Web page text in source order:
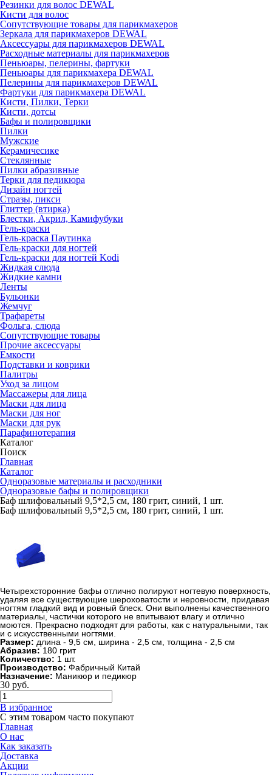
Резинки для волос DEWAL
Кисти для волос
Сопутствующие товары для парикмахеров
Зеркала для парикмахеров DEWAL
Аксессуары для парикмахеров DEWAL
Расходные материалы для парикмахеров
Пеньюары, пелерины, фартуки
Пеньюары для парикмахера DEWAL
Пелерины для парикмахеров DEWAL
Фартуки для парикмахера DEWAL
Кисти, Пилки, Терки
Кисти, дотсы
Бафы и полировщики
Пилки
Мужские
Керамичесике
Стеклянные
Пилки абразивные
Терки для педикюра
Дизайн ногтей
Стразы, пикси
Глиттер (втирка)
Блестки, Акрил, Камифубуки
Гель-краски
Гель-краска Паутинка
Гель-краски для ногтей
Гель-краски для ногтей Kodi
Жидкая слюда
Жидкие камни
Ленты
Бульонки
Жемчуг
Трафареты
Фольга, слюда
Сопутствующие товары
Прочие аксессуары
Емкости
Подставки и коврики
Палитры
Уход за лицом
Массажеры для лица
Маски для лица
Маски для ног
Маски для рук
Парафино­терапия
Каталог
Поиск
Главная
Каталог
Одноразовые материалы и расходники
Одноразовые бафы и полировщики
Баф шлифовальный 9,5*2,5 см, 180 грит, синий, 1 шт.
Баф шлифовальный 9,5*2,5 см, 180 грит, синий, 1 шт.
Четырехсторонние бафы отлично полируют ногтевую поверхность,
удаляя все существующие шероховатости и неровности, придавая
ногтям гладкий вид и ровный блеск. Они выполнены качественного
материалы, частички которого не впитывают влагу и отлично
моются. Прекрасно подходят для работы, как с натуральными, так
и с искусственными ногтями.
Размер: длина - 9,5 см, ширина - 2,5 см, толщина - 2,5 см
Абразив: 180 грит
Количество: 1 шт.
Производство: Фабричный Китай
Назначение: Маникюр и педикюр
30 руб.
В избранное
С этим товаром часто покупают
Главная
О нас
Как заказать
Доставка
Акции